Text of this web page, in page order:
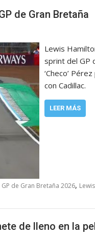
de Gran Bretaña
Lewis
sprint del GP
‘Checo’
con Cadillac.
LEER MÁS
GP de Gran Bretaña 2026,
de lleno en la